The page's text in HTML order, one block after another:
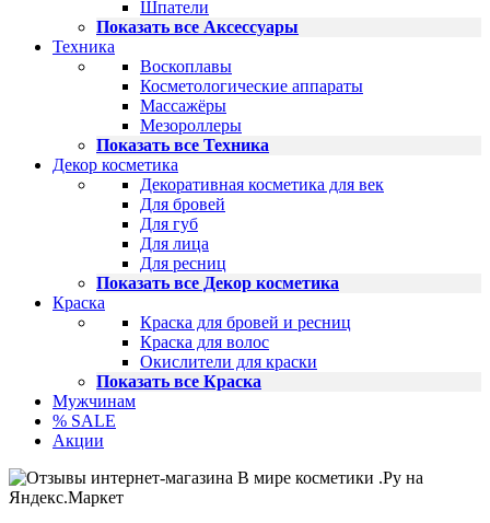
Шпатели
Показать все Аксессуары
Техника
Воскоплавы
Косметологические аппараты
Массажёры
Мезороллеры
Показать все Техника
Декор косметика
Декоративная косметика для век
Для бровей
Для губ
Для лица
Для ресниц
Показать все Декор косметика
Краска
Краска для бровей и ресниц
Краска для волос
Окислители для краски
Показать все Краска
Мужчинам
% SALE
Акции